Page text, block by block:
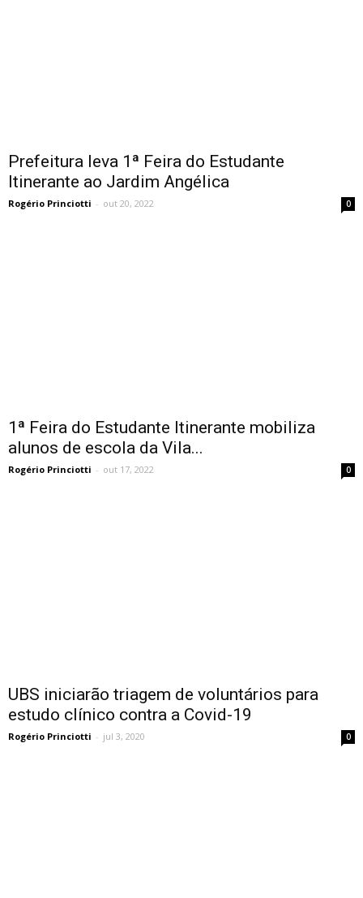
Prefeitura leva 1ª Feira do Estudante
Itinerante ao Jardim Angélica
Rogério Princiotti - out 20, 2022 0
1ª Feira do Estudante Itinerante mobiliza
alunos de escola da Vila...
Rogério Princiotti - out 17, 2022 0
UBS iniciarão triagem de voluntários para
estudo clínico contra a Covid-19
Rogério Princiotti - jul 3, 2020 0